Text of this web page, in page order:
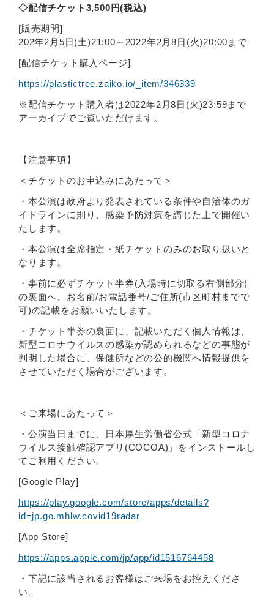
◇配信チケット3,500円(税込)
[販売期間]
202年2月5日(土)21:00～2022年2月8日(火)20:00まで
[配信チケット購入ページ]
https://plastictree.zaiko.io/_item/346339
※配信チケット購入者は2022年2月8日(火)23:59まで
アーカイブでご覧いただけます。
【注意事項】
＜チケットのお申込みにあたって＞
・本公演は政府より発表されている条件や自治体のガ
イドラインに則り、感染予防対策を講じた上で開催い
たします。
・本公演は全席指定・紙チケットのみのお取り扱いと
なります。
・事前に必ずチケット半券(入場時に切取る右側部分)
の裏面へ、お名前/お電話番号/ご住所(市区町村までで
可)の記載をお願いいたします。
・チケット半券の裏面に、記載いただく個人情報は、
新型コロナウイルスの感染が認められるなどの事態が
判明した場合に、保健所などの公的機関へ情報提供を
させていただく場合がございます。
＜ご来場にあたって＞
・公演当日までに、日本厚生労働省公式「新型コロナ
ウイルス接触確認アプリ(COCOA)」をインストールし
てご利用ください。
[Google Play]
https://play.google.com/store/apps/details?
id=jp.go.mhlw.covid19radar
[App Store]
https://apps.apple.com/jp/app/id1516764458
・下記に該当されるお客様はご来場をお控えくださ
い。